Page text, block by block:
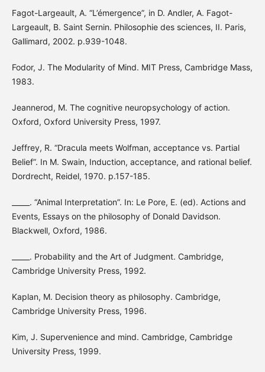
Fagot-Largeault, A. “L’émergence”, in D. Andler, A. Fagot-
Largeault, B. Saint Sernin. Philosophie des sciences, II. Paris,
Gallimard, 2002. p.939-1048.
Fodor, J. The Modularity of Mind. MIT Press, Cambridge Mass,
1983.
Jeannerod, M. The cognitive neuropsychology of action.
Oxford, Oxford University Press, 1997.
Jeffrey, R. “Dracula meets Wolfman, acceptance vs. Partial
Belief”. In M. Swain, Induction, acceptance, and rational belief.
Dordrecht, Reidel, 1970. p.157-185.
_____. “Animal Interpretation”. In: Le Pore, E. (ed). Actions and
Events, Essays on the philosophy of Donald Davidson.
Blackwell, Oxford, 1986.
_____. Probability and the Art of Judgment. Cambridge,
Cambridge University Press, 1992.
Kaplan, M. Decision theory as philosophy. Cambridge,
Cambridge University Press, 1996.
Kim, J. Supervenience and mind. Cambridge, Cambridge
University Press, 1999.